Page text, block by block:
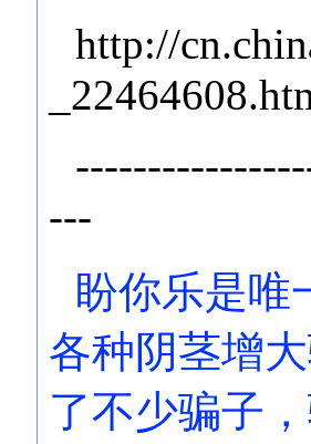
http://
---
盼你乐是唯
各种阴茎增
了不少骗子